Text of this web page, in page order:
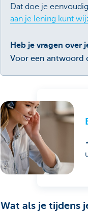
Dat doe je
aan je lening kunt
Heb je vragen over
Voor een antwoord
Wat als je tijdens